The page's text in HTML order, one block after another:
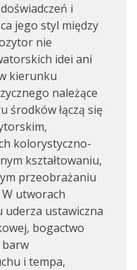
i
jego styl między
nie
idei ani
kierunku
należące
środków łączą się
kolorystyczno-
kształtowaniu,
przeobrażaniu
W utworach
ustawiczna
bogactwo
barw
i tempa,